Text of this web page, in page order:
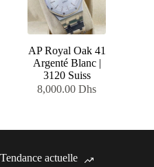
AP Royal Oak 41
Argenté Blanc |
3120 Suiss
8,000.00Dhs
Tendance actuelle